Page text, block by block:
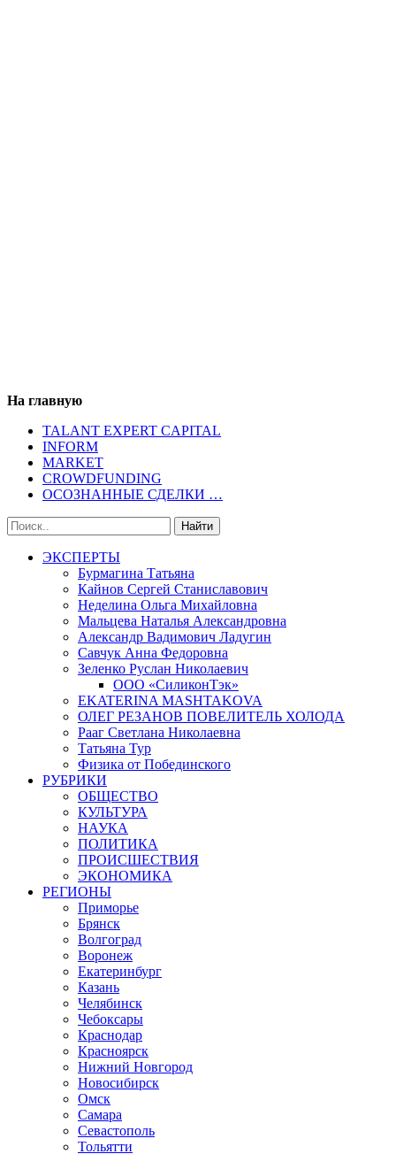
На главную
TALANT EXPERT CAPITAL
INFORM
MARKET
CROWDFUNDING
ОСОЗНАННЫЕ СДЕЛКИ …
ЭКСПЕРТЫ
Бурмагина Татьяна
Кайнов Сергей Станиславович
Неделина Ольга Михайловна
Мальцева Наталья Александровна
Александр Вадимович Ладугин
Савчук Анна Федоровна
Зеленко Руслан Николаевич
ООО «СиликонТэк»
EKATERINA MASHTAKOVA
ОЛЕГ РЕЗАНОВ ПОВЕЛИТЕЛЬ ХОЛОДА
Рааг Светлана Николаевна
Татьяна Тур
Физика от Побединского
РУБРИКИ
ОБЩЕСТВО
КУЛЬТУРА
НАУКА
ПОЛИТИКА
ПРОИСШЕСТВИЯ
ЭКОНОМИКА
РЕГИОНЫ
Приморье
Брянск
Волгоград
Воронеж
Екатеринбург
Казань
Челябинск
Чебоксары
Краснодар
Красноярск
Нижний Новгород
Новосибирск
Омск
Самара
Севастополь
Тольятти